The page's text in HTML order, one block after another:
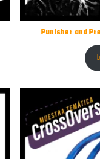
Punisher and